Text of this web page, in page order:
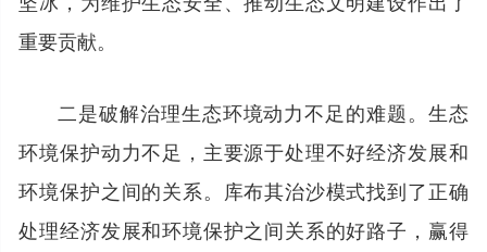
重要贡献。
二是破解治理生态环境动力不足的难题。生态
环境保护动力不足，主要源于处理不好经济发展和
环境保护之间的关系。库布其治沙模式找到了正确
处理经济发展和环境保护之间关系的好路子，赢得